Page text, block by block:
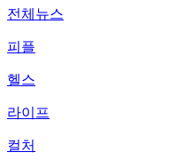
전체뉴스
피플
헬스
라이프
컬처